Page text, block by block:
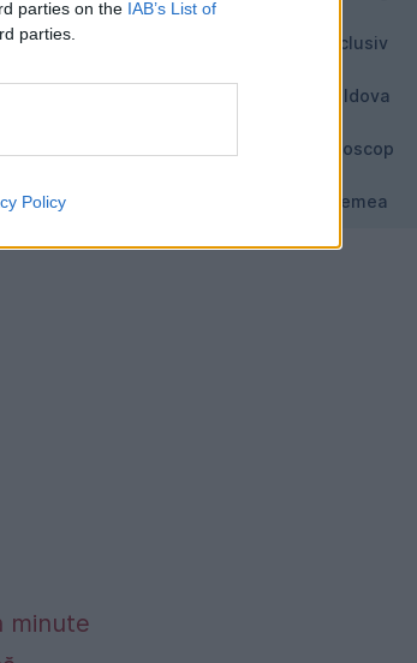
parties on the IAB’s List of
parties.
Policy
căruia
și după
ce în tur s-
minute
Exclusiv
Moldova
Horoscop
Vremea